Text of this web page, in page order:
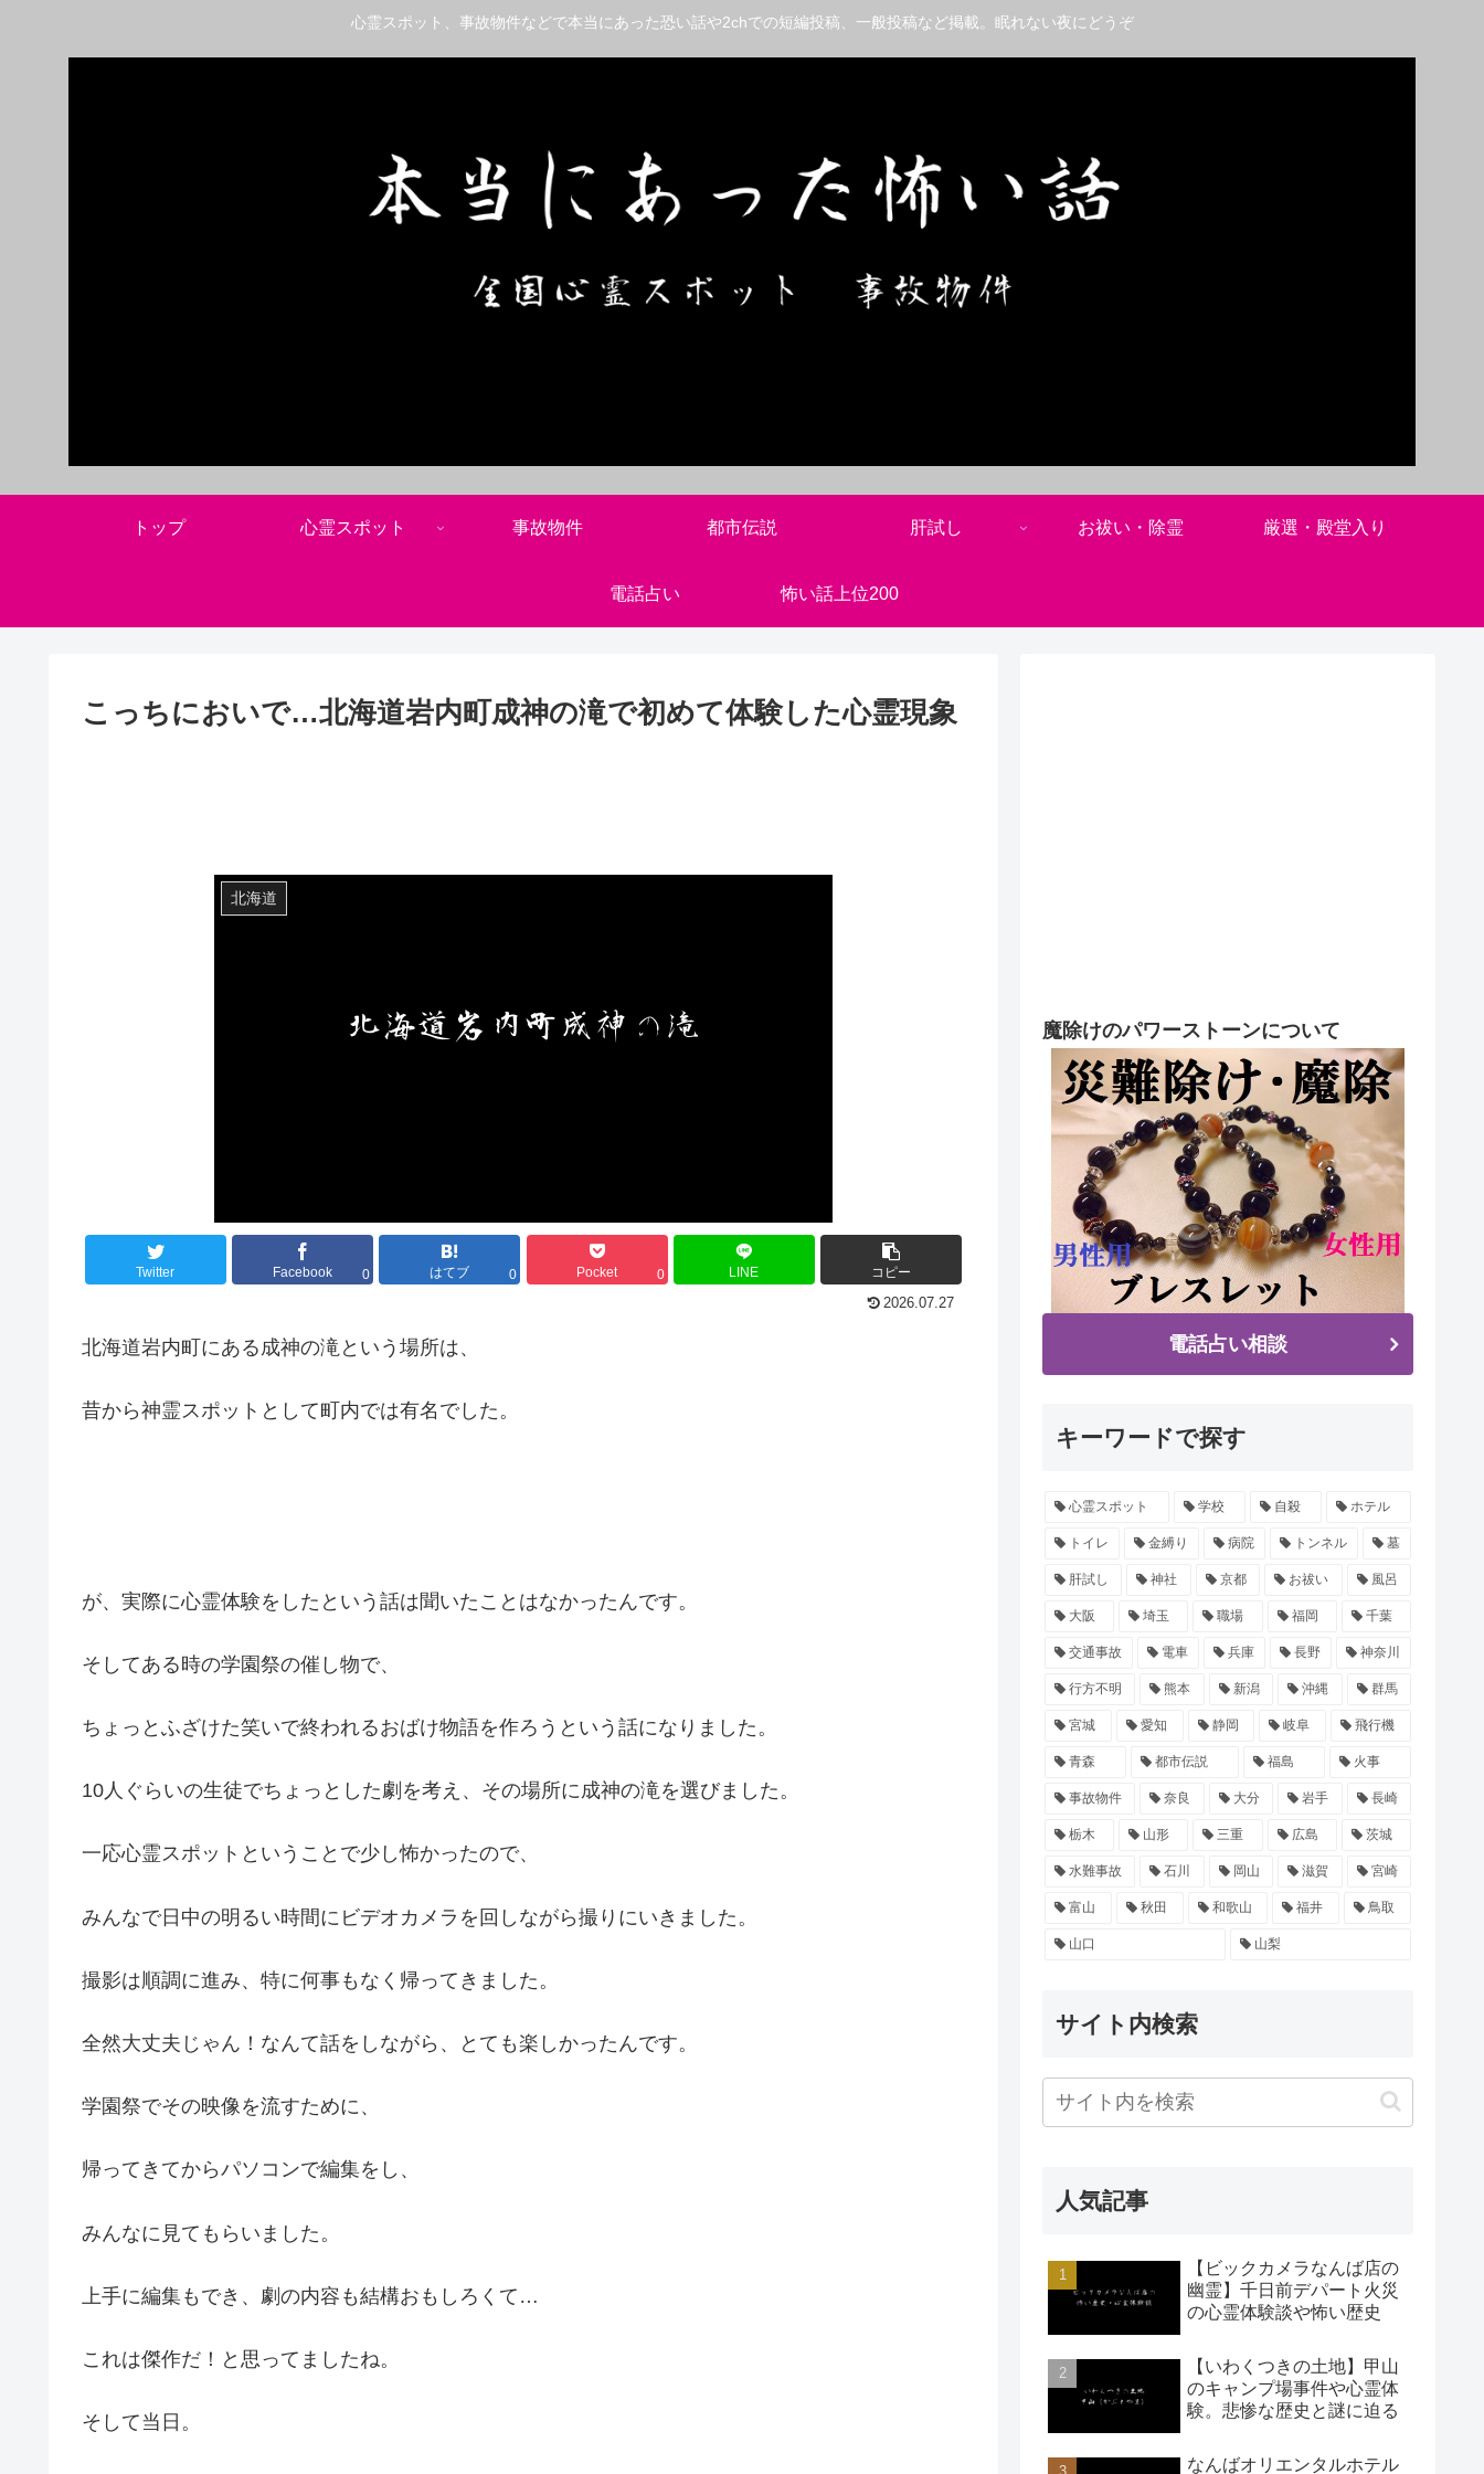
心霊スポット、事故物件などで本当にあった恐い話や2chでの短編投稿、一般投稿など掲載。眠れない夜にどうぞ
トップ 心霊スポット 事故物件 都市伝説 肝試し お祓い・除霊 厳選・殿堂入り
電話占い 怖い話上位200
こっちにおいで…北海道岩内町成神の滝で初めて体験した心霊現象
北海道
Twitter Facebook 0 はてブ 0 Pocket 0 LINE コピー
2026.07.27
北海道岩内町にある成神の滝という場所は、
昔から神霊スポットとして町内では有名でした。
が、実際に心霊体験をしたという話は聞いたことはなかったんです。
そしてある時の学園祭の催し物で、
ちょっとふざけた笑いで終われるおばけ物語を作ろうという話になりました。
10人ぐらいの生徒でちょっとした劇を考え、その場所に成神の滝を選びました。
一応心霊スポットということで少し怖かったので、
みんなで日中の明るい時間にビデオカメラを回しながら撮りにいきました。
撮影は順調に進み、特に何事もなく帰ってきました。
全然大丈夫じゃん！なんて話をしながら、とても楽しかったんです。
学園祭でその映像を流すために、
帰ってきてからパソコンで編集をし、
みんなに見てもらいました。
上手に編集もでき、劇の内容も結構おもしろくて…
これは傑作だ！と思ってましたね。
そして当日。
魔除けのパワーストーンについて
電話占い相談
キーワードで探す
心霊スポット 学校 自殺 ホテル
トイレ 金縛り 病院 トンネル 墓
肝試し 神社 京都 お祓い 風呂
大阪 埼玉 職場 福岡 千葉
交通事故 電車 兵庫 長野 神奈川
行方不明 熊本 新潟 沖縄 群馬
宮城 愛知 静岡 岐阜 飛行機
青森 都市伝説 福島 火事
事故物件 奈良 大分 岩手 長崎
栃木 山形 三重 広島 茨城
水難事故 石川 岡山 滋賀 宮崎
富山 秋田 和歌山 福井 鳥取
山口 山梨
サイト内検索
人気記事
【ビックカメラなんば店の
幽霊】千日前デパート火災
の心霊体験談や怖い歴史
【いわくつきの土地】甲山
のキャンプ場事件や心霊体
験。悲惨な歴史と謎に迫る
なんばオリエンタルホテル